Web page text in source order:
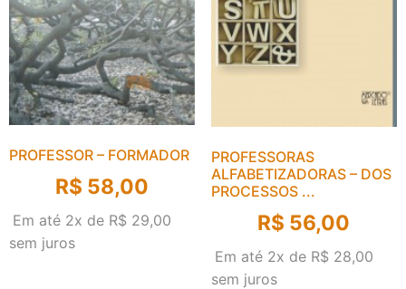
PROFESSOR – FORMADOR
R$ 58,00
Em até 2x de R$ 29,00
sem juros
PROFESSORAS
ALFABETIZADORAS – DOS
PROCESSOS ...
R$ 56,00
Em até 2x de R$ 28,00
sem juros